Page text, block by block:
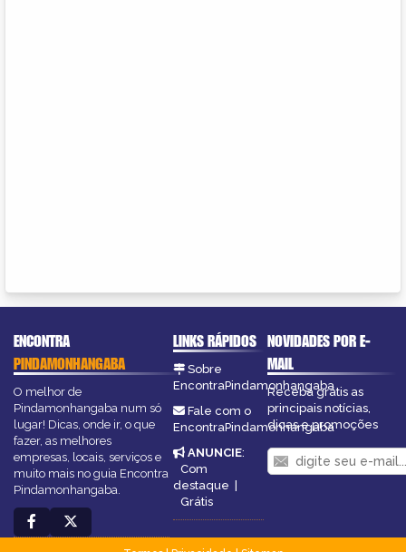
ENCONTRA
PINDAMONHANGABA
O melhor de
Pindamonhangaba num só
lugar! Dicas, onde ir, o que
fazer, as melhores
empresas, locais, serviços e
muito mais no guia Encontra
Pindamonhangaba.
LINKS RÁPIDOS
Sobre
EncontraPindamonhangaba
Fale com o
EncontraPindamonhangaba
ANUNCIE:
Com
destaque |
Grátis
NOVIDADES POR E-
MAIL
Receba grátis as
principais notícias,
dicas e promoções